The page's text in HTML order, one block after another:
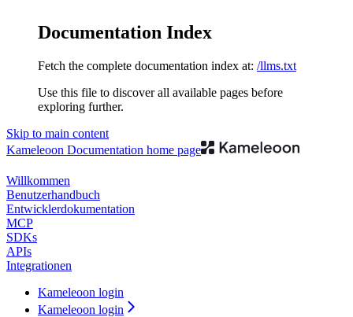
Documentation Index
Fetch the complete documentation index at: /llms.txt
Use this file to discover all available pages before
exploring further.
Skip to main content
Kameleoon Documentation home page
Willkommen
Benutzerhandbuch
Entwicklerdokumentation
MCP
SDKs
APIs
Integrationen
Kameleoon login
Kameleoon login